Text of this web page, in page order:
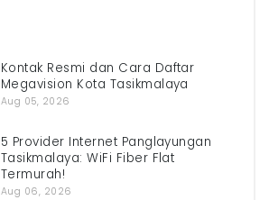
Kontak Resmi dan Cara Daftar
Megavision Kota Tasikmalaya
Aug 05, 2026
5 Provider Internet Panglayungan
Tasikmalaya: WiFi Fiber Flat
Termurah!
Aug 06, 2026